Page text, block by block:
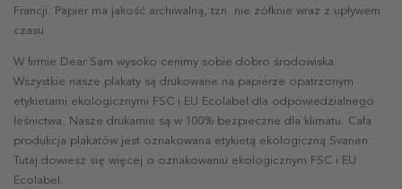
Francji. Papier ma jakość archiwalną, tzn. nie żółknie wraz z upływem
czasu.
W firmie Dear Sam wysoko cenimy sobie dobro środowiska.
Wszystkie nasze plakaty są drukowane na papierze opatrzonym
etykietami ekologicznymi FSC i EU Ecolabel dla odpowiedzialnego
leśnictwa. Nasze drukarnie są w 100% bezpieczne dla klimatu. Cała
produkcja plakatów jest oznakowana etykietą ekologiczną Svanen.
Tutaj dowiesz się więcej o oznakowaniu ekologicznym FSC i EU
Ecolabel.